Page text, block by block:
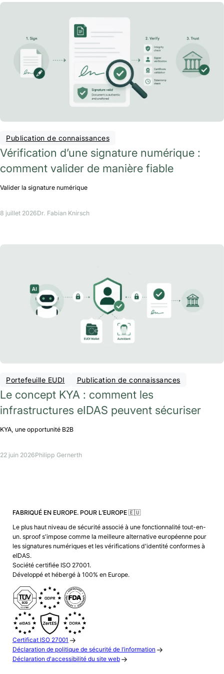
Publication de connaissances
Vérification d’une signature numérique :
comment valider de manière fiable
Valider la signature numérique
8 juillet 2026Dr. Fabian Knirsch
Portefeuille EUDI Publication de connaissances
Le concept KYA : comment les
infrastructures eIDAS peuvent sécuriser
KYA, une opportunité B2B
22 juin 2026Philipp Gernerth
FABRIQUÉ EN EUROPE. POUR L’EUROPE 🇪🇺
Le plus haut niveau de sécurité associé à une fonctionnalité tout-en-
un. sproof s'impose comme la meilleure alternative européenne pour
les signatures numériques et les vérifications d'identité conformes à
eIDAS.
Société certifiée ISO 27001.
Développé et hébergé à 100% en Europe.
Certificat ISO 27001
Déclaration de politique de sécurité de l’information
Déclaration d'accessibilité du site web